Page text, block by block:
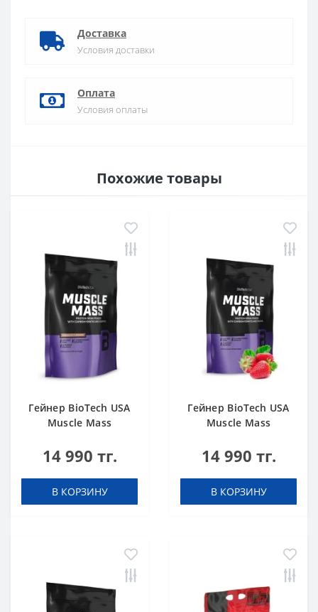
Доставка
Условия доставки
Оплата
Условия оплаты
Похожие товары
Гейнер BioTech USA
Muscle Mass
14 990 тг.
В КОРЗИНУ
Гейнер BioTech USA
Muscle Mass
14 990 тг.
В КОРЗИНУ